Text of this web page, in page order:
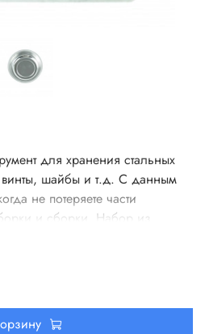
для хранения стальных
винты, шайбы и т.д. С данным
не потеряете части
и сборки. Набор из
сортировать и складывать